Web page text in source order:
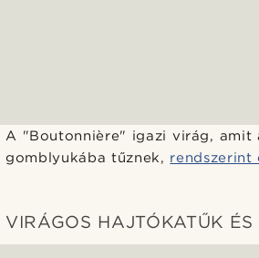
A "Boutonnière" igazi virág, amit
gomblyukába tűznek, rendszerint
VIRÁGOS HAJTÓKATŰK